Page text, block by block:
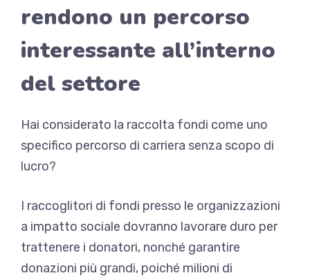
rendono un percorso
interessante all’interno
del settore
Hai considerato la raccolta fondi come uno
specifico percorso di carriera senza scopo di
lucro?
I raccoglitori di fondi presso le organizzazioni
a impatto sociale dovranno lavorare duro per
trattenere i donatori, nonché garantire
donazioni più grandi, poiché milioni di